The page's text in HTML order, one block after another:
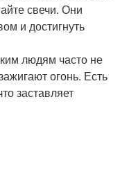
свечи. Они
и достигнуть
людям часто не
огонь. Есть
заставляет